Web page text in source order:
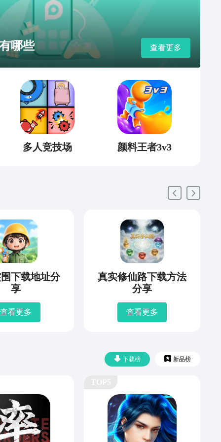
哪些 查看更多
多人竞技场 颜料王者3v3
下载地址分
享
查看更多
真实修仙路下载方法
分享
查看更多
下载榜 新品榜